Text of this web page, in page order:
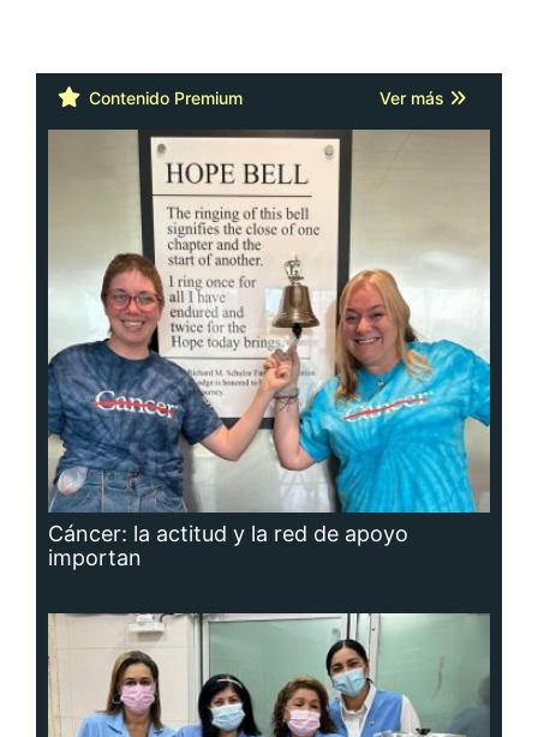
Contenido Premium Ver más
Cáncer: la actitud y la red de apoyo
importan